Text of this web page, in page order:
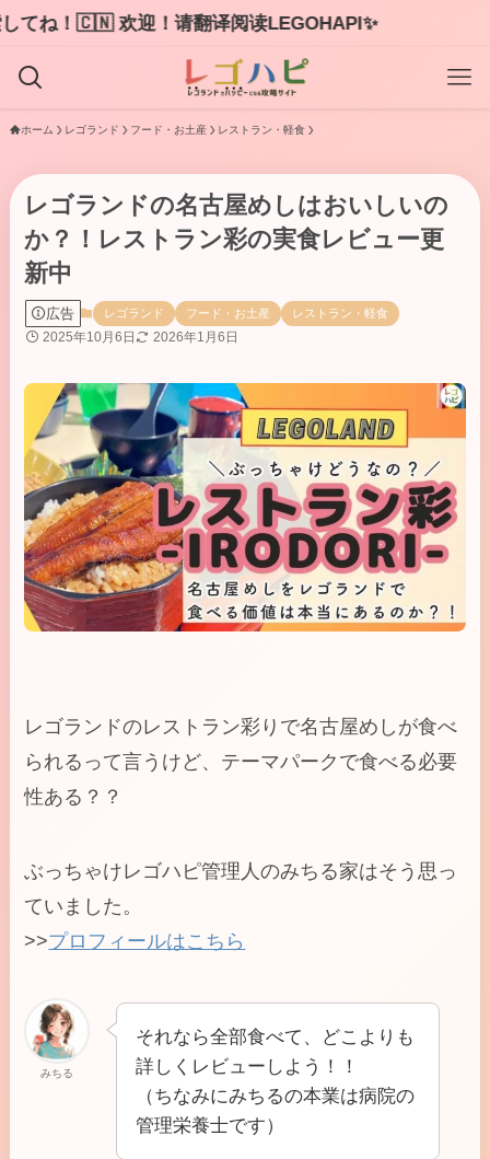
ホーム レゴランド フード・お土産 レストラン・軽食
レゴランドの名古屋めしはおいしいの
か？！レストラン彩の実食レビュー更
新中
広告 レゴランド フード・お土産 レストラン・軽食
2025年10月6日 2026年1月6日
レゴランドのレストラン彩りで名古屋めしが食べ
られるって言うけど、テーマパークで食べる必要
性ある？？
ぶっちゃけレゴハピ管理人のみちる家はそう思っ
ていました。
>>プロフィールはこちら
みちる
それなら全部食べて、どこよりも
詳しくレビューしよう！！
（ちなみにみちるの本業は病院の
管理栄養士です）